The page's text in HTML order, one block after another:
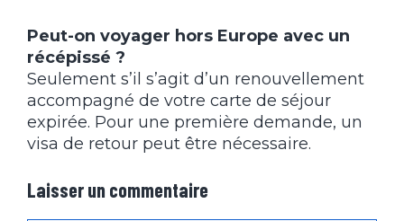
Peut-on voyager hors Europe avec un
récépissé ?
Seulement s’il s’agit d’un renouvellement
accompagné de votre carte de séjour
expirée. Pour une première demande, un
visa de retour peut être nécessaire.
Laisser un commentaire